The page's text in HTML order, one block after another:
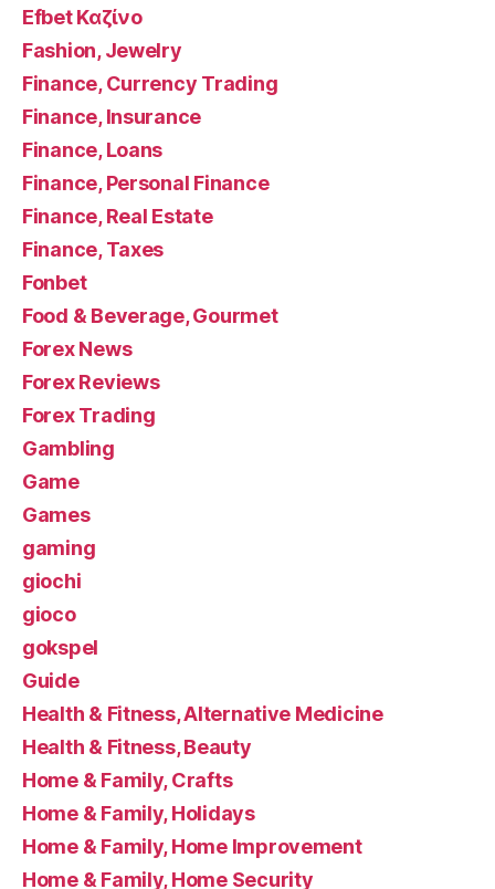
Efbet Καζίνο
Fashion, Jewelry
Finance, Currency Trading
Finance, Insurance
Finance, Loans
Finance, Personal Finance
Finance, Real Estate
Finance, Taxes
Fonbet
Food & Beverage, Gourmet
Forex News
Forex Reviews
Forex Trading
Gambling
Game
Games
gaming
giochi
gioco
gokspel
Guide
Health & Fitness, Alternative Medicine
Health & Fitness, Beauty
Home & Family, Crafts
Home & Family, Holidays
Home & Family, Home Improvement
Home & Family, Home Security